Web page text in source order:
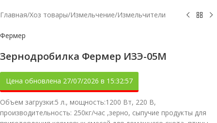
Главная/Хоз товары/Измельчение/Измельчители
Фермер
Зернодробилка Фермер ИЗЭ-05М
Цена обновлена 27/07/2026 в 15:32:57
Объем загрузки:5 л., мощность:1200 Вт, 220 В,
производительность: 250кг/час ,зерно, сыпучие продукты для